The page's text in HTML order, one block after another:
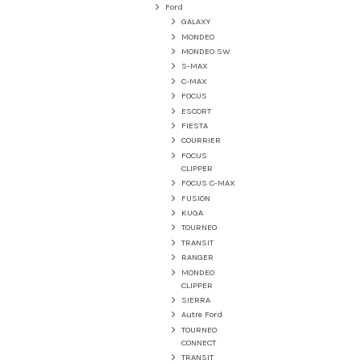
Ford
GALAXY
MONDEO
MONDEO SW
S-MAX
C-MAX
FOCUS
ESCORT
FIESTA
COURRIER
FOCUS
CLIPPER
FOCUS C-MAX
FUSION
KUGA
TOURNEO
TRANSIT
RANGER
MONDEO
CLIPPER
SIERRA
Autre Ford
TOURNEO
CONNECT
TRANSIT